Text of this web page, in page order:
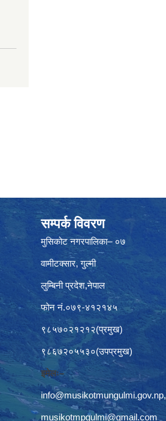
सम्पर्क विवरण
मुसिकोट नगरपालिका– ०७
वामीटक्सार, गुल्मी
लुम्बिनी प्रदेश,नेपाल
फोन नं.०७९-४१२१४५
९८५७०२१२१२(प्रमुख)
९८६७२०५५३०(उपप्रमुख)
इमेलः–
info@musikotmungulmi.gov.np,
musikotmpgulmi@gmail.com